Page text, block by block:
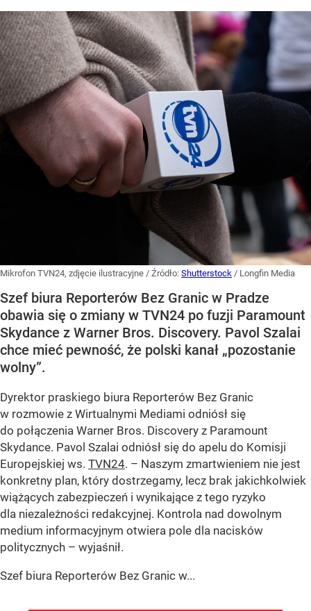
Mikrofon TVN24, zdjęcie ilustracyjne / Źródło: Shutterstock / Longfin Media
Szef biura Reporterów Bez Granic w Pradze
obawia się o zmiany w TVN24 po fuzji Paramount
Skydance z Warner Bros. Discovery. Pavol Szalai
chce mieć pewność, że polski kanał „pozostanie
wolny”.
Dyrektor praskiego biura Reporterów Bez Granic
w rozmowie z Wirtualnymi Mediami odniósł się
do połączenia Warner Bros. Discovery z Paramount
Skydance. Pavol Szalai odniósł się do apelu do Komisji
Europejskiej ws. TVN24. – Naszym zmartwieniem nie jest
konkretny plan, który dostrzegamy, lecz brak jakichkolwiek
wiążących zabezpieczeń i wynikające z tego ryzyko
dla niezależności redakcyjnej. Kontrola nad dowolnym
medium informacyjnym otwiera pole dla nacisków
politycznych – wyjaśnił.
Szef biura Reporterów Bez Granic w...